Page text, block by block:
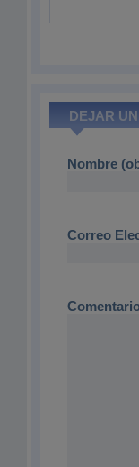
DEJAR
Nombre
Correo